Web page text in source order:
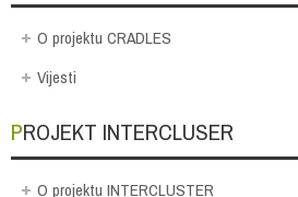
O projektu CRADLES
Vijesti
PROJEKT INTERCLUSER
O projektu INTERCLUSTER